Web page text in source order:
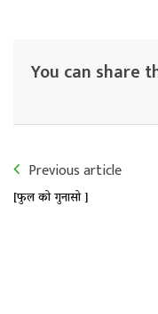
You can share
Previous article
[फुल को गुनासो ]